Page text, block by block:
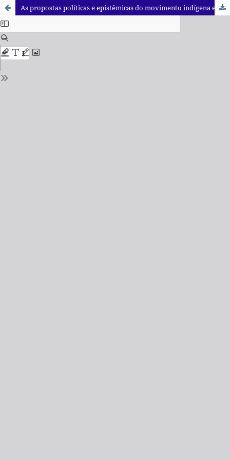
As propostas políticas e epistêmicas do movimento indígena equatoriano para a construção da globalização contra-hegemônica